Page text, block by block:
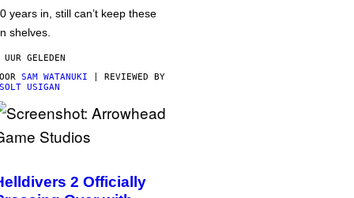
years in, still can’t keep these
shelves.
UUR GELEDEN
SAM WATANUKI | REVIEWED BY
USIGAN
2 Officially